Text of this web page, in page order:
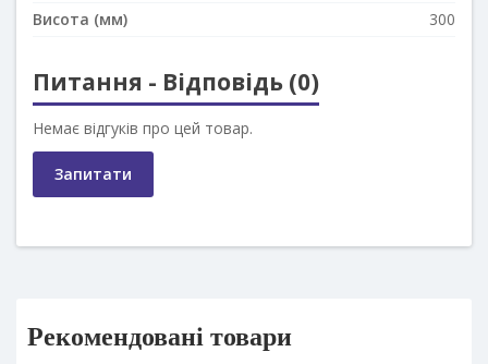
Висота (мм)
300
Питання - Відповідь (0)
Немає відгуків про цей товар.
Запитати
Рекомендовані товари